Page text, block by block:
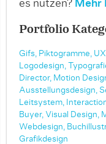
es nutzen? Mehr
Portfolio
Gifs, Piktogramme,
Logodesign,
Director, Motion
Ausstellungsdesign,
Leitsystem,
Buyer, Visual Design,
Webdesign,
Grafikdesign